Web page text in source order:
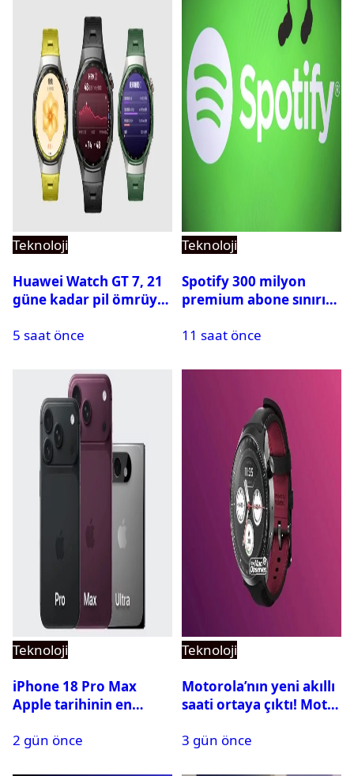
Teknoloji
Huawei Watch GT 7, 21
güne kadar pil ömrüyle
5 saat önce
Teknoloji
Spotify 300 milyon
premium abone sınırını
11 saat önce
Teknoloji
iPhone 18 Pro Max
Apple tarihinin en
2 gün önce
Teknoloji
Motorola’nın yeni akıllı
saati ortaya çıktı! Moto
görüntülendi
3 gün önce